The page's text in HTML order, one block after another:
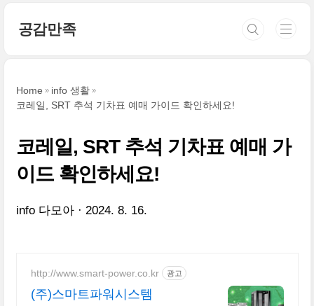
공감만족
Home
info 생활
코레일, SRT 추석 기차표 예매 가이드 확인하세요!
코레일, SRT 추석 기차표 예매 가
이드 확인하세요!
info 다모아 2024. 8. 16.
http://www.smart-power.co.kr 광고
(주)스마트파워시스템